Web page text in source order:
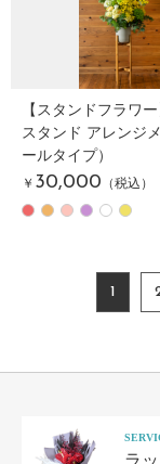
【スタンドフラワ
スタンド アレンジ
ールタイプ）
￥ 30,000 （税込）
1